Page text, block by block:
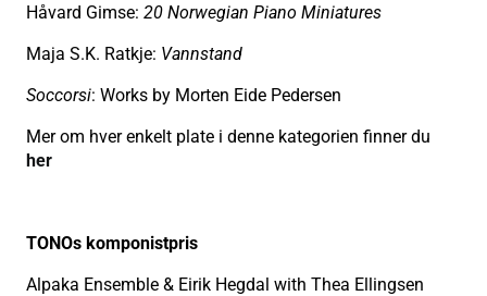
Håvard Gimse: 20 Norwegian Piano Miniatures
Maja S.K. Ratkje: Vannstand
Soccorsi: Works by Morten Eide Pedersen
Mer om hver enkelt plate i denne kategorien finner du
her
TONOs komponistpris
Alpaka Ensemble & Eirik Hegdal with Thea Ellingsen